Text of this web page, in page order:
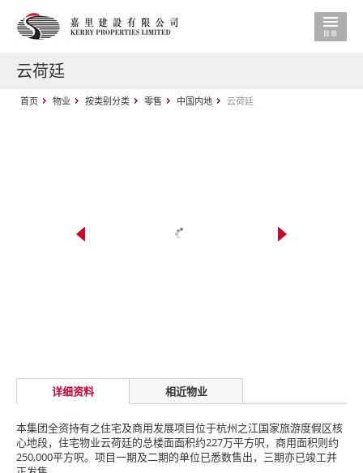
云荷廷
首页 物业 按类别分类 零售 中国内地 云荷廷
详细资料 相近物业
本集团全资持有之住宅及商用发展项目位于杭州之江国家旅游度假区核
心地段，住宅物业云荷廷的总楼面面积约227万平方呎，商用面积则约
250,000平方呎。项目一期及二期的单位已悉数售出，三期亦已竣工并